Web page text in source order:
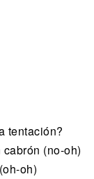
tentación?
(no-oh)
oh)